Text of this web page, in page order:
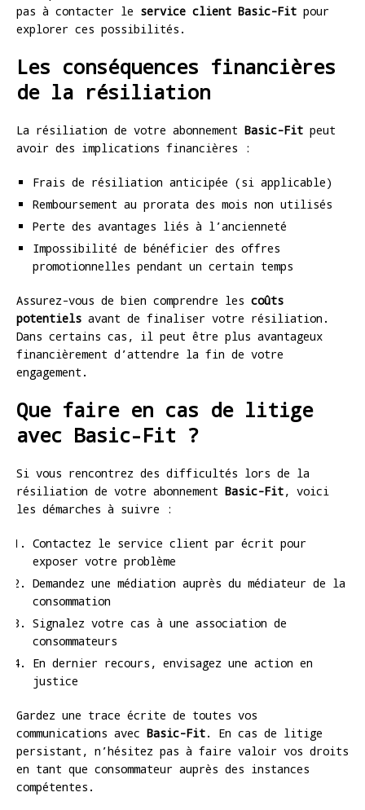
pas à contacter le service client Basic-Fit pour
explorer ces possibilités.
Les conséquences financières
de la résiliation
La résiliation de votre abonnement Basic-Fit peut
avoir des implications financières :
Frais de résiliation anticipée (si applicable)
Remboursement au prorata des mois non utilisés
Perte des avantages liés à l’ancienneté
Impossibilité de bénéficier des offres
promotionnelles pendant un certain temps
Assurez-vous de bien comprendre les coûts
potentiels avant de finaliser votre résiliation.
Dans certains cas, il peut être plus avantageux
financièrement d’attendre la fin de votre
engagement.
Que faire en cas de litige
avec Basic-Fit ?
Si vous rencontrez des difficultés lors de la
résiliation de votre abonnement Basic-Fit, voici
les démarches à suivre :
Contactez le service client par écrit pour
exposer votre problème
Demandez une médiation auprès du médiateur de la
consommation
Signalez votre cas à une association de
consommateurs
En dernier recours, envisagez une action en
justice
Gardez une trace écrite de toutes vos
communications avec Basic-Fit. En cas de litige
persistant, n’hésitez pas à faire valoir vos droits
en tant que consommateur auprès des instances
compétentes.